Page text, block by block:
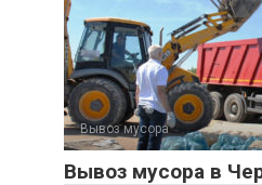
Вывоз мусора
Вывоз мусора в